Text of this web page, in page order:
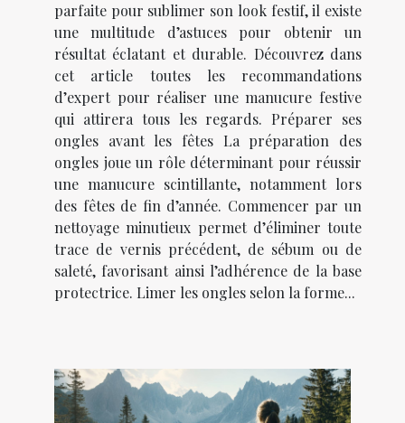
parfaite pour sublimer son look festif, il existe
une multitude d’astuces pour obtenir un
résultat éclatant et durable. Découvrez dans
cet article toutes les recommandations
d’expert pour réaliser une manucure festive
qui attirera tous les regards. Préparer ses
ongles avant les fêtes La préparation des
ongles joue un rôle déterminant pour réussir
une manucure scintillante, notamment lors
des fêtes de fin d’année. Commencer par un
nettoyage minutieux permet d’éliminer toute
trace de vernis précédent, de sébum ou de
saleté, favorisant ainsi l’adhérence de la base
protectrice. Limer les ongles selon la forme...